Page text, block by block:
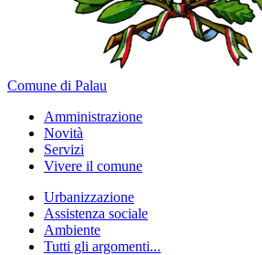
Comune di Palau
Amministrazione
Novità
Servizi
Vivere il comune
Urbanizzazione
Assistenza sociale
Ambiente
Tutti gli argomenti...